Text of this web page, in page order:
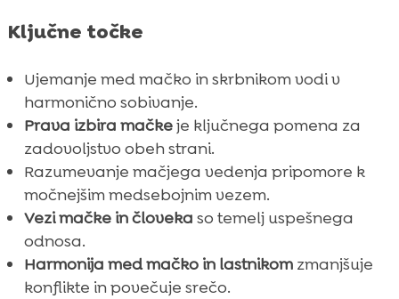
Ključne točke
Ujemanje med mačko in skrbnikom vodi v
harmonično sobivanje.
Prava izbira mačkeje ključnega pomena za
zadovoljstvo obeh strani.
Razumevanje mačjega vedenja pripomore k
močnejšim medsebojnim vezem.
Vezi mačke in človeka so temelj uspešnega
odnosa.
Harmonija med mačko in lastnikomzmanjšuje
konflikte in povečuje srečo.